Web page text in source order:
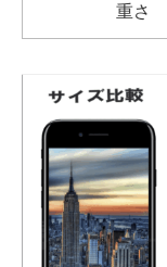
重さ